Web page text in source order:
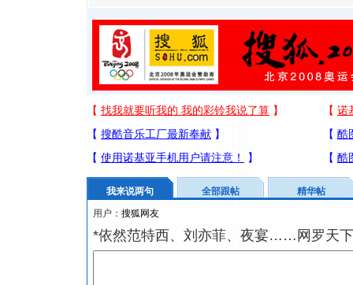
我来说两句 全部跟帖
精华帖
用户：
*依然范特西、刘亦菲、夜宴……网罗天